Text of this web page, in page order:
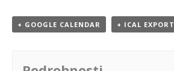
+ GOOGLE CALENDAR + ICAL EXPORT